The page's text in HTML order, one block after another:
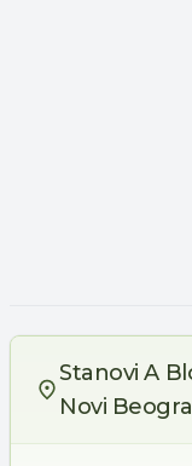
Stanovi A
Novi